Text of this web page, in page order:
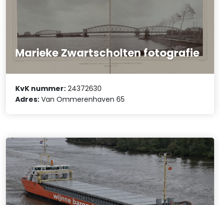
Marieke Zwartscholten fotografie
KvK nummer: 24372630
Adres: Van Ommerenhaven 65